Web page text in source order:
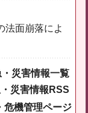
法面崩落によ
・災害情報一覧
災害情報RSS
危機管理ページ